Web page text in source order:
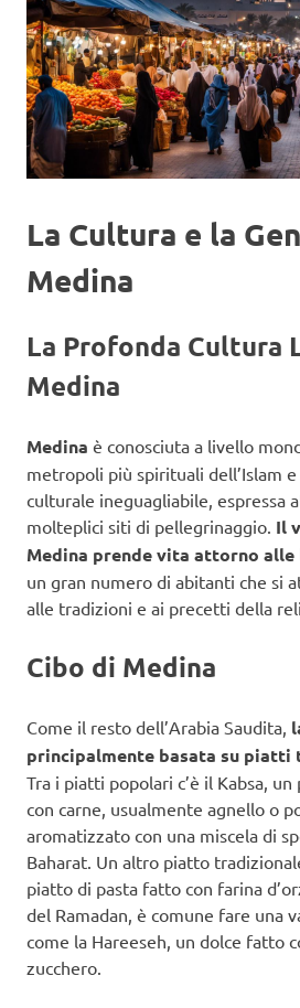
La Cultura e la
Medina
La Profonda Cultura
Medina
Medina è conosciuta a livello
metropoli più spirituali dell’Islam
culturale ineguagliabile, espressa
molteplici siti di pellegrinaggio. Il
Medina prende vita attorno alle
un gran numero di abitanti che si
alle tradizioni e ai precetti della
Cibo di Medina
Come il resto dell’Arabia Saudita,
principalmente basata su
Tra i piatti popolari c’è il Kabsa,
con carne, usualmente agnello o
aromatizzato con una miscela di
Baharat. Un altro piatto
piatto di pasta fatto con farina
del Ramadan, è comune fare una
come la Hareeseh, un dolce fatto
zucchero.